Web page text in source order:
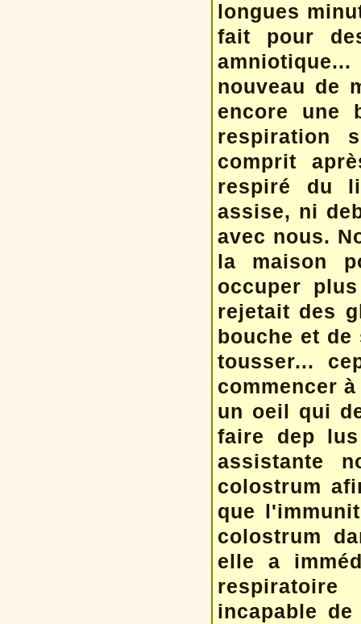
longues
fait pour
nouveau de
encore une
respiration
comprit
respiré du
assise, ni
avec nous.
la maison
occuper
rejetait des
bouche et
tousser...
commencer
un oeil qui
faire dep
assistante
colostrum
que
colostrum
elle a
incapable